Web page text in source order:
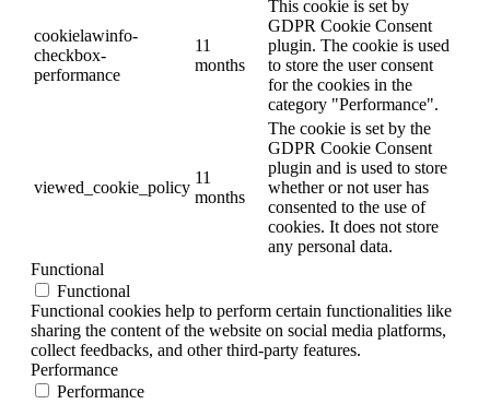
cookielawinfo-
checkbox-
performance
11
months
This cookie is set by
GDPR Cookie Consent
plugin. The cookie is used
to store the user consent
for the cookies in the
category "Performance".
viewed_cookie_policy
11
months
The cookie is set by the
GDPR Cookie Consent
plugin and is used to store
whether or not user has
consented to the use of
cookies. It does not store
any personal data.
Functional
Functional
Functional cookies help to perform certain functionalities like
sharing the content of the website on social media platforms,
collect feedbacks, and other third-party features.
Performance
Performance